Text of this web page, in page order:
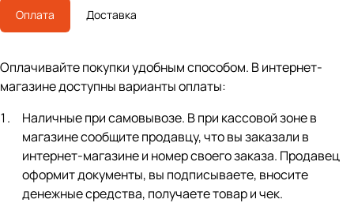
Оплата Доставка
Оплачивайте покупки удобным способом. В интернет-
магазине доступны варианты оплаты:
Наличные при самовывозе. В при кассовой зоне в
магазине сообщите продавцу, что вы заказали в
интернет-магазине и номер своего заказа. Продавец
оформит документы, вы подписываете, вносите
денежные средства, получаете товар и чек.